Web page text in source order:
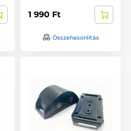
1 990 Ft
Összehasonlítás